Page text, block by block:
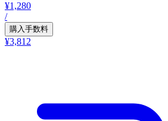
¥1,280
/
購入手数料
¥3,812